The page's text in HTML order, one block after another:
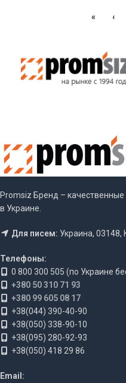
« ‹
Promsiz Бренд –
в Украине.
Для писем: Украина,
Телефоны:
0 800 300 505 (по Украине
+380 50 310 71 93
+380 99 605 08 17
+38(044) 390-40-90
+38(050) 338-90-10
+38(095) 280-92-93
+38(050) 418 29 86
Email: